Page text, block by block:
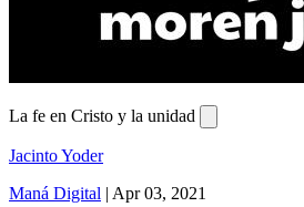
La fe en Cristo y la unidad
Jacinto Yoder
Maná Digital | Apr 03, 2021